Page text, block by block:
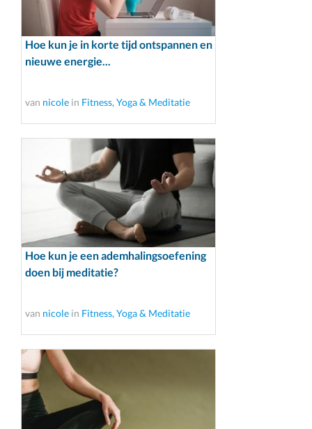
Hoe kun je in korte tijd ontspannen en
nieuwe energie...
van nicole in Fitness, Yoga & Meditatie
Hoe kun je een ademhalingsoefening
doen bij meditatie?
van nicole in Fitness, Yoga & Meditatie